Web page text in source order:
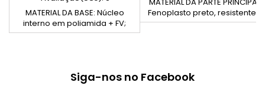
MATERIAL DA BASE: Núcleo
interno em poliamida + FV;
revestimento externo em aço
MATERIAL DO EIXO: Aço
inoxidável AISI 304 TIPO DO
MATERIAL DA PARTE PRINCIPAL:
Fenoplasto preto, resistente a
solventes, óleos, graxas e
Siga-nos no Facebook